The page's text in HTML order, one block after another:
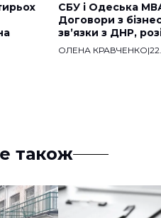
СБУ і Одеська
Договори з
звʼязки з ДНР,
ОЛЕНА КРАВЧЕНКО|
також